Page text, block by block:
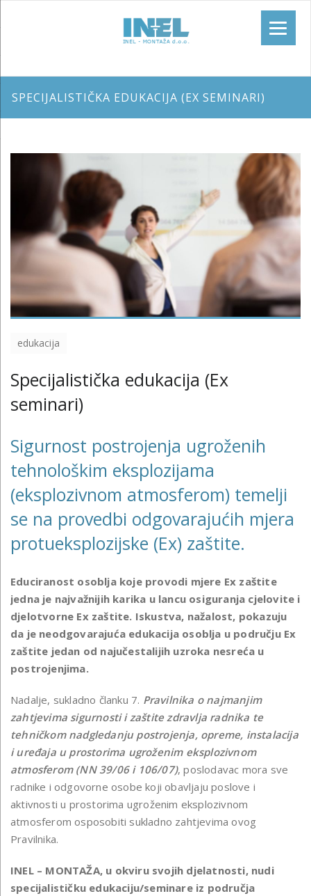
SPECIJALISTIČKA EDUKACIJA (EX SEMINARI)
edukacija
Specijalistička edukacija (Ex
seminari)
Sigurnost postrojenja ugroženih
tehnološkim eksplozijama
(eksplozivnom atmosferom) temelji
se na provedbi odgovarajućih mjera
protueksplozijske (Ex) zaštite.
Educiranost osoblja koje provodi mjere Ex zaštite
jedna je najvažnijih karika u lancu osiguranja cjelovite i
djelotvorne Ex zaštite. Iskustva, nažalost, pokazuju
da je neodgovarajuća edukacija osoblja u području Ex
zaštite jedan od najučestalijih uzroka nesreća u
postrojenjima.
Nadalje, sukladno članku 7. Pravilnika o najmanjim
zahtjevima sigurnosti i zaštite zdravlja radnika te
tehničkom nadgledanju postrojenja, opreme, instalacija
i uređaja u prostorima ugroženim eksplozivnom
atmosferom (NN 39/06 i 106/07), poslodavac mora sve
radnike i odgovorne osobe koji obavljaju poslove i
aktivnosti u prostorima ugroženim eksplozivnom
atmosferom osposobiti sukladno zahtjevima ovog
Pravilnika.
INEL – MONTAŽA, u okviru svojih djelatnosti, nudi
specijalističku edukaciju/seminare iz područja